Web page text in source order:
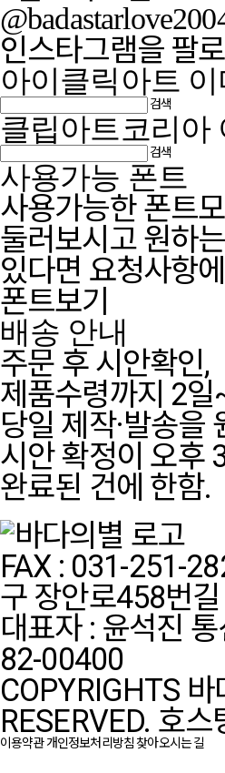
인스타그램을 팔
아이클릭아트
검색
클립아트코리아
검색
사용가능 폰트
사용가능한 폰트
둘러보시고 원하
있다면 요청사항
폰트보기
배송 안내
주문 후 시안확인,
제품수령까지 2일
당일 제작·발송을
시안 확정이 오후
완료된 건에 한함.
FAX : 031-251-
구 장안로458번
대표자 : 윤석진
82-00400
COPYRIGHTS
RESERVED. 호스
이용약관 개인정보처리방침 찾아오시는 길